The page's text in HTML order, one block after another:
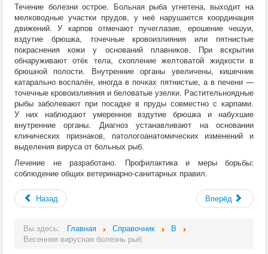
Течение болезни острое. Больная рыба угнетена, выходит на
мелководные участки прудов, у неё нарушается координация
движений. У карпов отмечают пучеглазие, ерошение чешуи,
вздутие брюшка, точечные кровоизлияния или пятнистые
покраснения кожи у оснований плавников. При вскрытии
обнаруживают отёк тела, скопление желтоватой жидкости в
брюшной полости. Внутренние органы увеличены, кишечник
катарально воспалён, иногда в почках пятнистые, а в печени —
точечные кровоизлияния и беловатые узелки. Растительноядные
рыбы заболевают при посадке в пруды совместно с карпами.
У них наблюдают умеренное вздутие брюшка и набухшие
внутренние органы. Диагноз устанавливают на основании
клинических признаков, патологоанатомических изменений и
выделения вируса от больных рыб.
Лечение не разработано. Профилактика и меры борьбы:
соблюдение общих ветеринарно-санитарных правил.
Назад Вперёд
Вы здесь: Главная Справочник
В
Весенняя вирусная болезнь рыб